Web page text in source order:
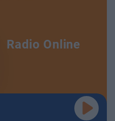
Radio Online